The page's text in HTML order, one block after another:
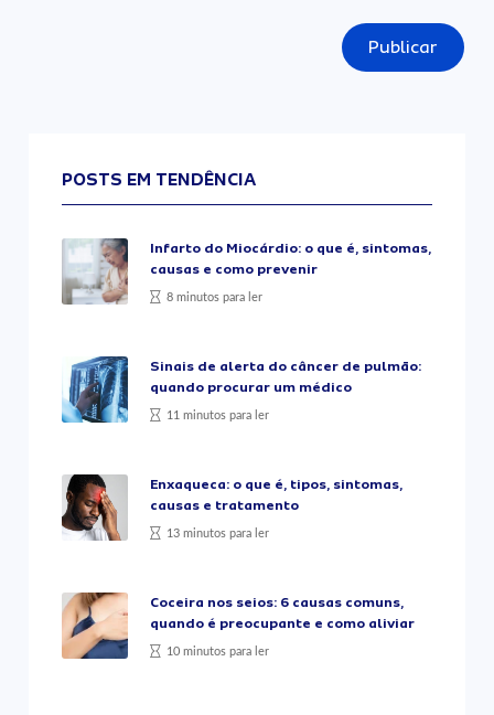
Publicar
POSTS EM TENDÊNCIA
Infarto do Miocárdio: o que é, sintomas,
causas e como prevenir
8 minutos para ler
Sinais de alerta do câncer de pulmão:
quando procurar um médico
11 minutos para ler
Enxaqueca: o que é, tipos, sintomas,
causas e tratamento
13 minutos para ler
Coceira nos seios: 6 causas comuns,
quando é preocupante e como aliviar
10 minutos para ler